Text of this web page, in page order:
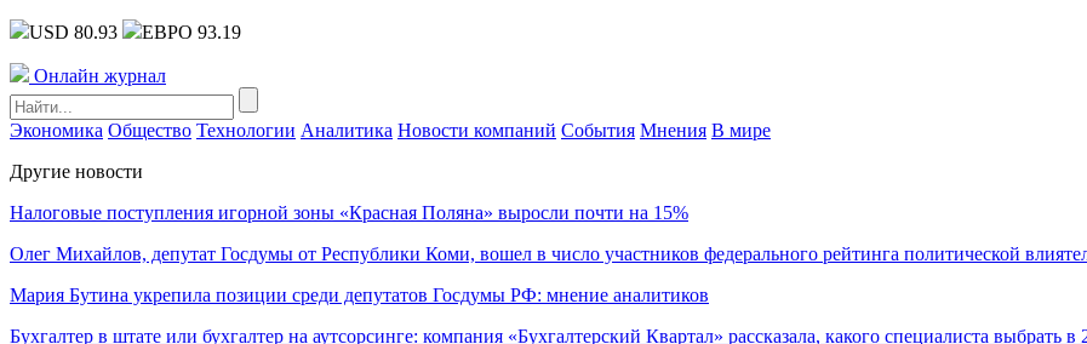
USD 80.93 ЕВРО 93.19
Онлайн журнал
Экономика Общество Технологии Аналитика Новости компаний События Мнения В мире
Другие новости
Налоговые поступления игорной зоны «Красная Поляна» выросли почти на 15%
Олег Михайлов, депутат Госдумы от Республики Коми, вошел в число участников федерального рейтинга политической
Мария Бутина укрепила позиции среди депутатов Госдумы РФ: мнение аналитиков
Бухгалтер в штате или бухгалтер на аутсорсинге: компания «Бухгалтерский Квартал» рассказала, какого специалиста выбрать в